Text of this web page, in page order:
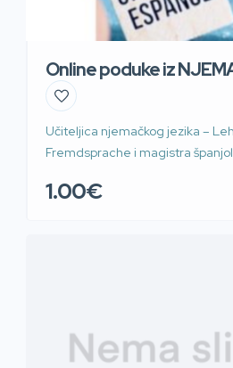
Online poduke iz
ŠPANJOLSKOG jezika
Učiteljica njemačkog jezika –
Fremdsprache i magistra
za djecu i odrasle. Provodim
1.00€